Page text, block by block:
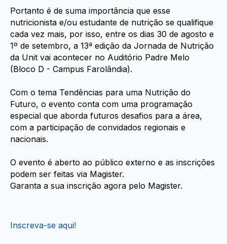
Portanto é de suma importância que esse
nutricionista e/ou estudante de nutrição se qualifique
cada vez mais, por isso, entre os dias 30 de agosto e
1º de setembro, a 13ª edição da Jornada de Nutrição
da Unit vai acontecer no Auditório Padre Melo
(Bloco D - Campus Farolândia).
Com o tema Tendências para uma Nutrição do
Futuro, o evento conta com uma programação
especial que aborda futuros desafios para a área,
com a participação de convidados regionais e
nacionais.
O evento é aberto ao público externo e as inscrições
podem ser feitas via Magister.
Garanta a sua inscrição agora pelo Magister.
Inscreva-se aqui!